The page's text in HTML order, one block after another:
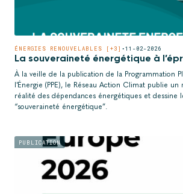
ÉNERGIES RENOUVELABLES [+3] •11-02-2026
La souveraineté énergétique à
À la veille de la publication de la Programmation
l'Énergie (PPE), le Réseau Action Climat publie
réalité des dépendances énergétiques et dessine
“souveraineté énergétique”.
PUBLICATION